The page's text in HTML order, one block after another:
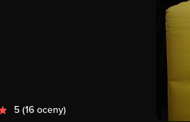
5 (16 oceny)